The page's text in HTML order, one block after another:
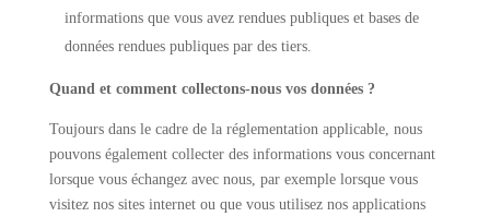
informations que vous avez rendues publiques et bases de
données rendues publiques par des tiers.
Quand et comment collectons-nous vos données ?
Toujours dans le cadre de la réglementation applicable, nous
pouvons également collecter des informations vous concernant
lorsque vous échangez avec nous, par exemple lorsque vous
visitez nos sites internet ou que vous utilisez nos applications